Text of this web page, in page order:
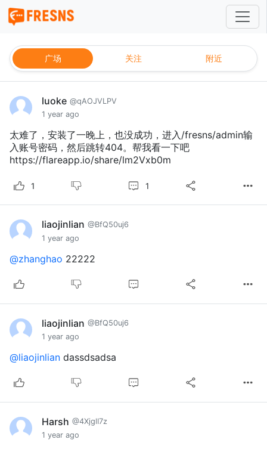
广场 关注 附近
luoke @qAOJVLPV
1 year ago
太难了，安装了一晚上，也没成功，进入/fresns/admin输
入账号密码，然后跳转404。帮我看一下吧
https://flareapp.io/share/lm2Vxb0m
1 1
liaojinlian @BfQ50uj6
1 year ago
@zhanghao 22222
liaojinlian @BfQ50uj6
1 year ago
@liaojinlian dassdsadsa
Harsh @4XjglI7z
1 year ago